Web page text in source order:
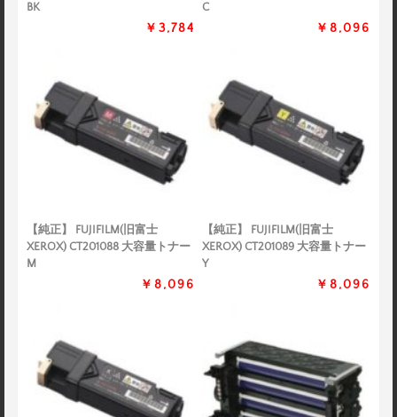
BK
￥3,784
C
￥8,096
【純正】 FUJIFILM(旧富士
XEROX) CT201088 大容量トナー
M
￥8,096
【純正】 FUJIFILM(旧富士
XEROX) CT201089 大容量トナー
Y
￥8,096